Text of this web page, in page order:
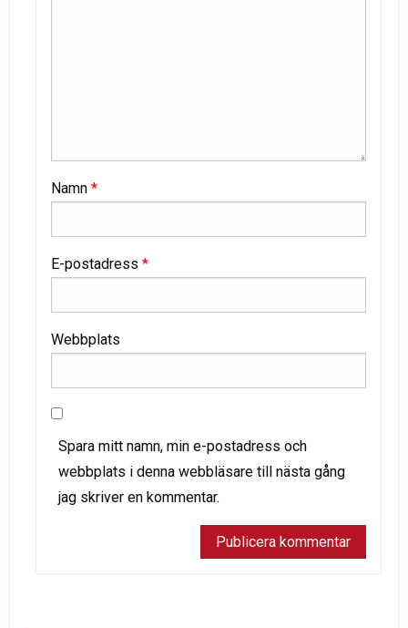
Namn *
E-postadress *
Webbplats
Spara mitt namn, min e-postadress och
webbplats i denna webbläsare till nästa gång
jag skriver en kommentar.